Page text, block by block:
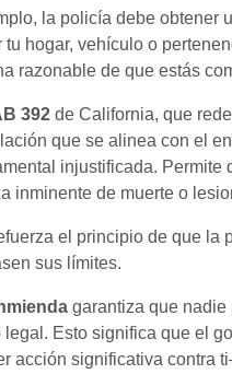
la policía debe obtener
tu hogar, vehículo o
razonable de que estás
392 de California, que
que se alinea con el
injustificada. Permite
inminente de muerte o
el principio de que la
sus límites.
garantiza que
legal. Esto significa que el
acción significativa contra